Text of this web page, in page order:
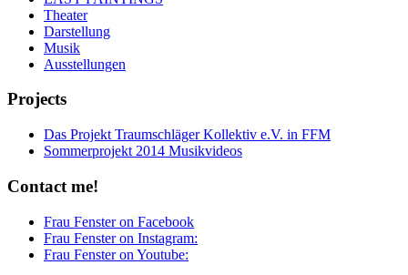
Theater
Darstellung
Musik
Ausstellungen
Projects
Das Projekt Traumschläger Kollektiv e.V. in FFM
Sommerprojekt 2014 Musikvideos
Contact me!
Frau Fenster on Facebook
Frau Fenster on Instagram:
Frau Fenster on Youtube: